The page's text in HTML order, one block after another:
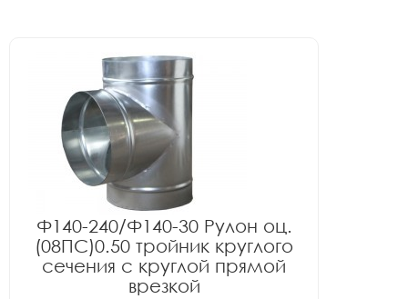
Ф140-240/Ф140-30 Рулон оц.
(08ПС)0.50 тройник круглого
сечения с круглой прямой
врезкой